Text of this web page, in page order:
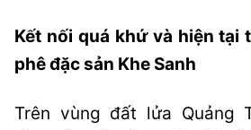
Kết nối quá khứ và hiện tại
phê đặc sản Khe Sanh
Trên vùng đất lửa Quảng